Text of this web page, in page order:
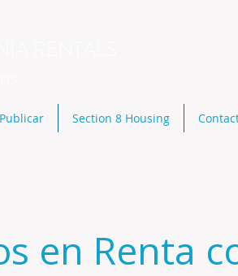
Section 8 Housing
en Renta